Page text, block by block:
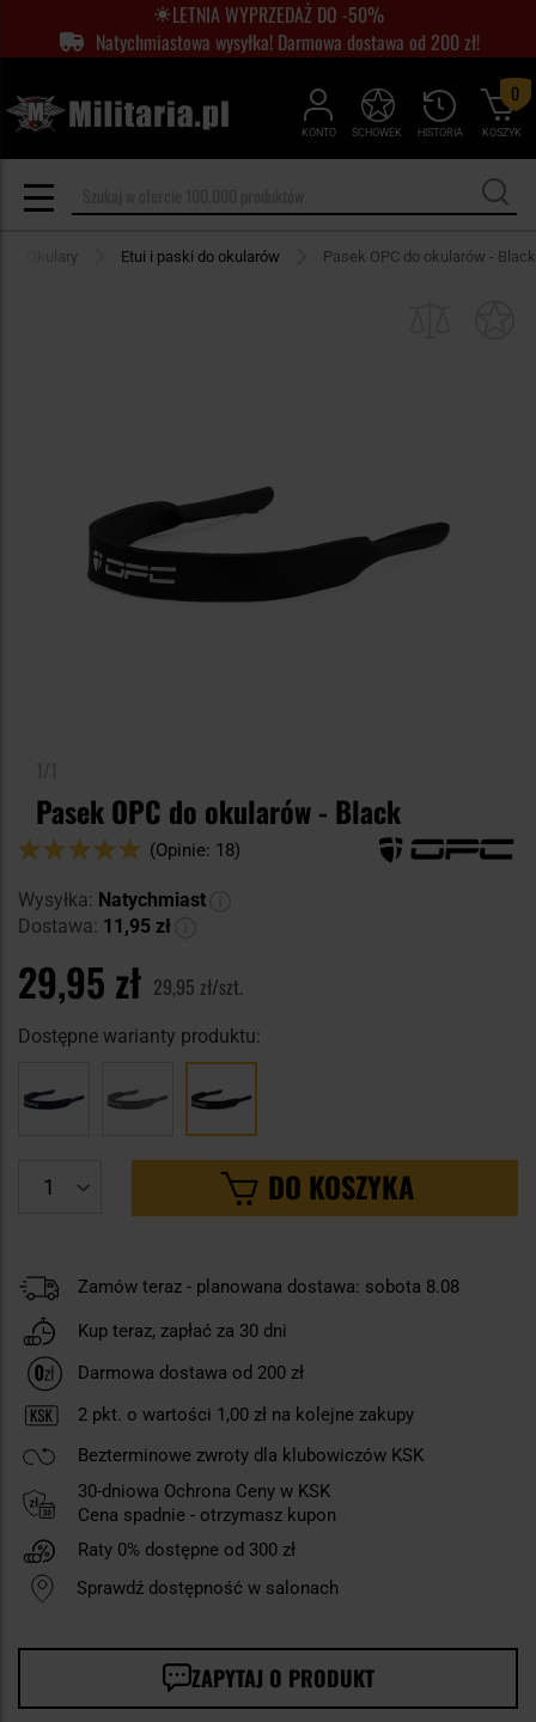
LETNIA WYPRZEDAŻ DO -50%
Natychmiastowa wysyłka! Darmowa dostawa od 200 zł!
KONTO HISTORIA
SCHOWEK KOSZYK
0
Okulary Etui i paski do okularów Pasek OPC do okularów - Black
Pasek OPC do okularów - Black
Ocena:
(Opinie: 18)
Wysyłka: Natychmiast
Dostawa: 11,95 zł
29,95 zł 29,95 zł/szt.
Dostępne warianty produktu:
DO KOSZYKA
Zamów teraz - planowana dostawa: sobota 8.08
Kup teraz, zapłać za 30 dni
Darmowa dostawa od 200 zł
2 pkt. o wartości 1,00 zł na kolejne zakupy
Bezterminowe zwroty dla klubowiczów KSK
30-dniowa Ochrona Ceny w KSK
Cena spadnie - otrzymasz kupon
Raty 0% dostępne od 300 zł
Sprawdź dostępność w salonach
ZAPYTAJ O PRODUKT